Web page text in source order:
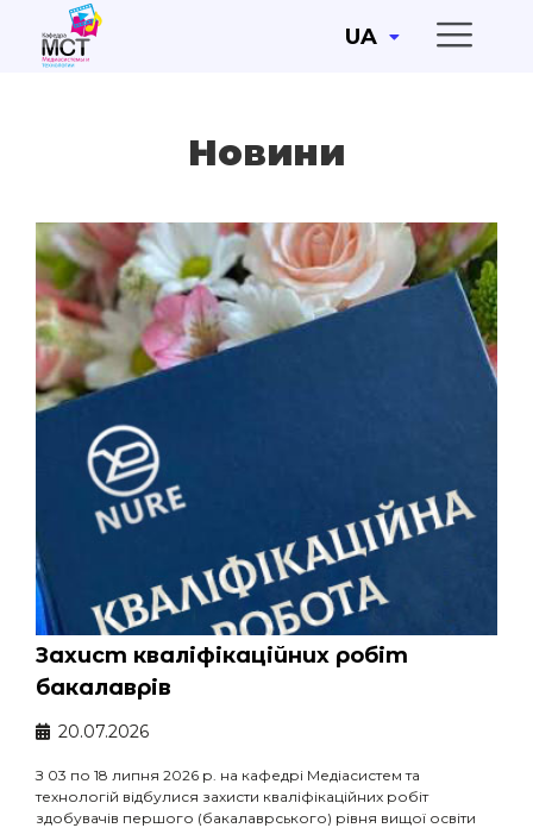
UA
Новини
Захист кваліфікаційних робіт
бакалаврів
20.07.2026
З 03 по 18 липня 2026 р. на кафедрі Медіасистем та
технологій відбулися захисти кваліфікаційних робіт
здобувачів першого (бакалаврського) рівня вищої освіти